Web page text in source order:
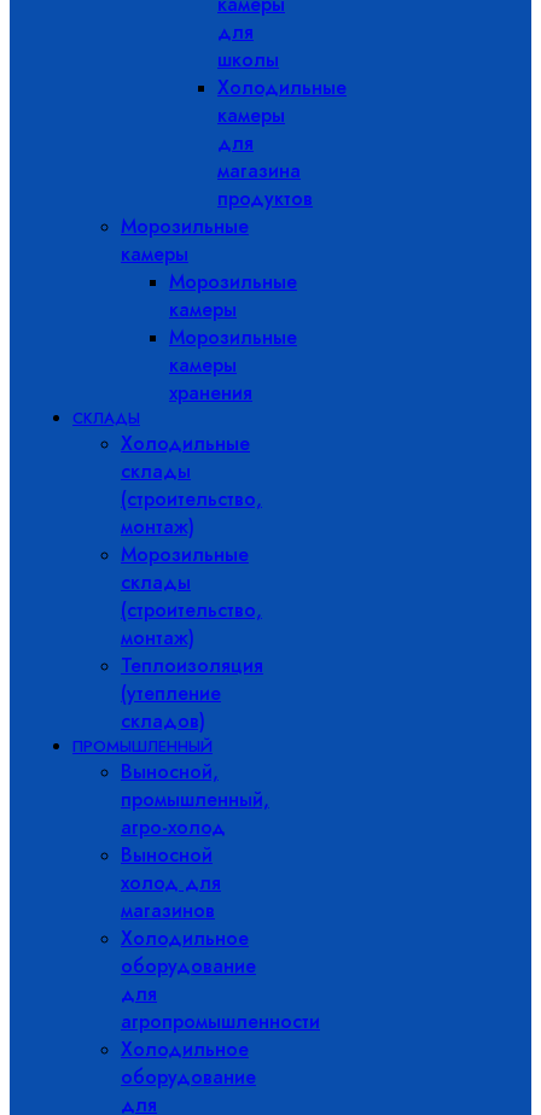
для
школы
Холодильные
камеры
для
магазина
продуктов
Морозильные
камеры
Морозильные
камеры
Морозильные
камеры
хранения
СКЛАДЫ
Холодильные
склады
(строительство,
монтаж)
Морозильные
склады
(строительство,
монтаж)
Теплоизоляция
(утепление
складов)
ПРОМЫШЛЕННЫЙ
Выносной,
промышленный,
агро-холод
Выносной
холод для
магазинов
Холодильное
оборудование
для
агропромышленности
Холодильное
оборудование
для